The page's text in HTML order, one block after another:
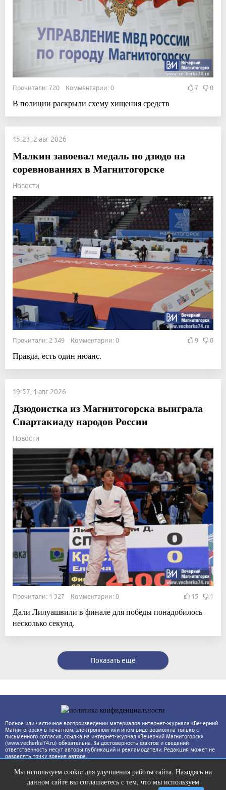
Прочитали: 720 Комментарии: 0 7 0
В полиции раскрыли схему хищения средств
15:23, 2 авг 2026
Малкин завоевал медаль по дзюдо на
соревнованиях в Магнитогорске
Новости
Прочитали: 2 349 Комментарии: 0 9 0
Правда, есть один нюанс.
19:57, 1 авг 2026
Дзюдоистка из Магнитогорска выиграла
Спартакиаду народов России
Новости
Прочитали: 1 327 Комментарии: 0 15 1
Дали Лилуашвили в финале для победы понадобилось
несколько секунд.
Показать ещё
Полное или частичное воспроизведении материалов интернет-журнала «Вечерний
Магнитогорск» в печатном, электронном или ином виде возможна только с
письменного согласия, ссылка на интернет-журнал «Вечерний Магнитогорск»
(www.vecherka74.ru) обязательна. За достоверность фактов и сведений
ответственность несут авторы публикаций и рекламодатели. Редакция может не
разделять точку зрения автора.
Мы используем cookie для улучшения работы сайта. Находясь на
данном сайте вы соглашаетесь с тем, что мы используем
Ролик из Омска: вы будете смеяться
долго